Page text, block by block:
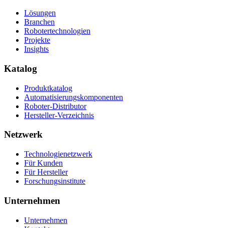
Lösungen
Branchen
Robotertechnologien
Projekte
Insights
Katalog
Produktkatalog
Automatisierungskomponenten
Roboter-Distributor
Hersteller-Verzeichnis
Netzwerk
Technologienetzwerk
Für Kunden
Für Hersteller
Forschungsinstitute
Unternehmen
Unternehmen